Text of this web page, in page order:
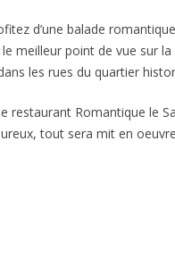
d’une balade
meilleur point de vue sur la
les rues du quartier
restaurant Romantique le
tout sera mit en